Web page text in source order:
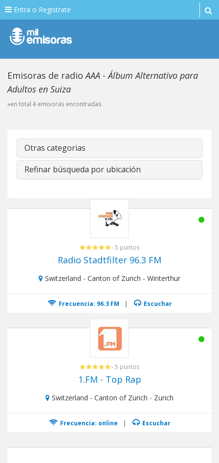
Entra o Registrate
Emisoras de radioAAA - Álbum Alternativo para
Adultos en Suiza
»en total 4 emisoras encontradas
Otras categorias
Refinar búsqueda por ubicación
- 5 puntos
Radio Stadtfilter 96.3 FM
Switzerland - Canton of Zurich - Winterthur
Frecuencia: 96.3 FM | Escuchar
- 5 puntos
1.FM - Top Rap
Switzerland - Canton of Zurich - Zurich
Frecuencia: online | Escuchar